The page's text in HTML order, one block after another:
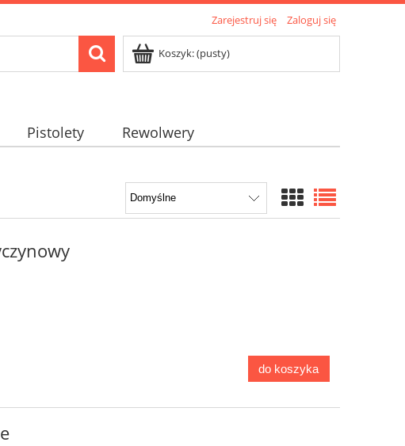
Zarejestruj się Zaloguj się
Koszyk:(pusty)
Pistolety
Rewolwery
do koszyka